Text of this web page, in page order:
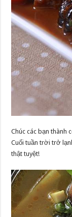
Chúc các bạn thành
Cuối tuần trời trở
thật tuyệt!